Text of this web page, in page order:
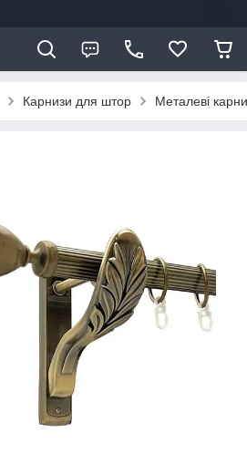
Карнизи для штор Металеві